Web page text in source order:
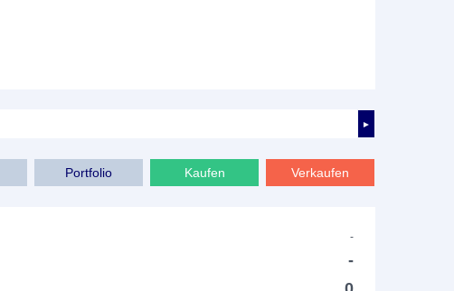
►
Portfolio Kaufen Verkaufen
-
-